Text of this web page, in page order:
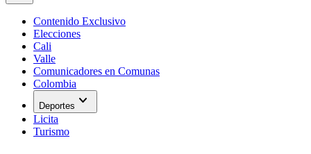
Contenido Exclusivo
Elecciones
Cali
Valle
Comunicadores en Comunas
Colombia
Deportes expand_more
Licita
Turismo